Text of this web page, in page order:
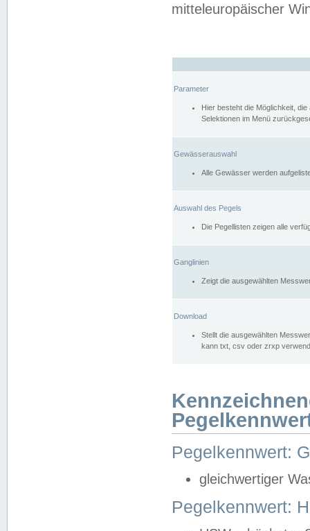
mitteleuropäischer
Parameter
Hier besteht die Möglichkeit,
Selektionen im Menü
Gewässerauswahl
Alle Gewässer werden
Auswahl des Pegels
Die Pegellisten zeigen alle
Ganglinien
Zeigt die ausgewählten
Download
Stellt die ausgewählten
kann txt, csv oder zrxp
Pegelkennwert:
gleichwertiger
Pegelkennwert: